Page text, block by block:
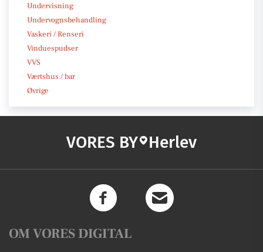
Undervisning
Undervognsbehandling
Vaskeri / Renseri
Vinduespudser
VVS
Værtshus / bar
Øvrige
VORES BY Herlev
OM VORES DIGITAL